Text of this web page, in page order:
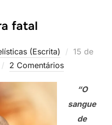
fatal
(Escrita)
Postado
15 de
2 Comentários
“O
sangue
de